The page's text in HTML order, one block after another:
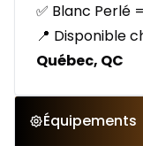
✅ Blanc Perlé
📍 Disponible
Québec, QC
Équipements